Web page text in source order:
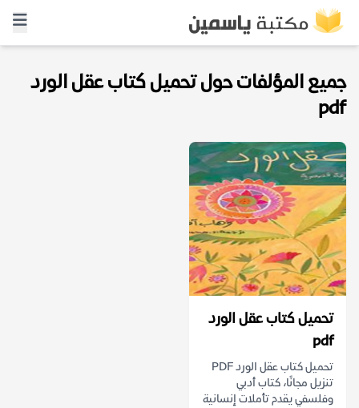
جميع المؤلفات حول تحميل كتاب عقل الورد
pdf
تحميل كتاب عقل الورد
pdf
تحميل كتاب عقل الورد PDF
تنزيل مجانًا، كتاب أدبي
وفلسفي يقدم تأملات إنسانية